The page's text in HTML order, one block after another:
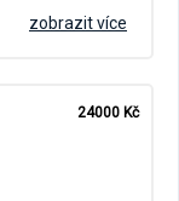
zobrazit více
24000 Kč